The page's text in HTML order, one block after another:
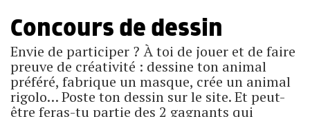
Concours de dessin
Envie de participer ? À toi de jouer et de faire
preuve de créativité : dessine ton animal
préféré, fabrique un masque, crée un animal
rigolo… Poste ton dessin sur le site. Et peut-
être feras-tu partie des 2 gagnants qui